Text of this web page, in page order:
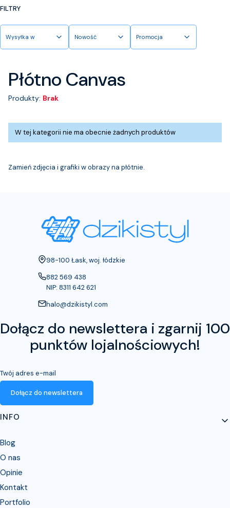
FILTRY
Wysyłka w Nowość Promocja
Płótno Canvas
Produkty: Brak
Lista produktów
W tej kategorii nie ma obecnie żadnych produktów
Zamień zdjęcia i grafiki w obrazy na płótnie.
Adres:
98-100 Łask, woj. łódzkie
882 569 438
NIP: 8311 642 621
halo@dzikistyl.com
Dołącz do newslettera i zgarnij 100
punktów lojalnościowych!
Twój adres e-mail
Dołącz do newslettera
Linki w stopce
INFO
Blog
O nas
Opinie
Kontakt
Portfolio